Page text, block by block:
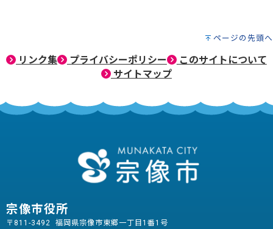
ページの先頭へ
リンク集 プライバシーポリシー
このサイトについて
サイトマップ
宗像市役所
〒811-3492 福岡県宗像市東郷一丁目1番1号